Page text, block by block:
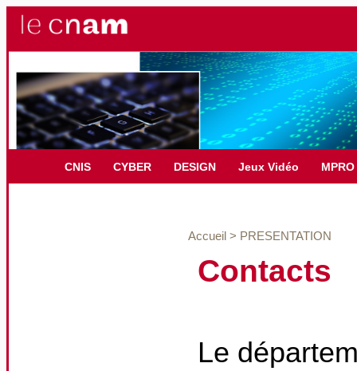
CNIS CYBER DESIGN Jeux Vidéo MPRO
Accueil > PRESENTATION
Contacts
Le